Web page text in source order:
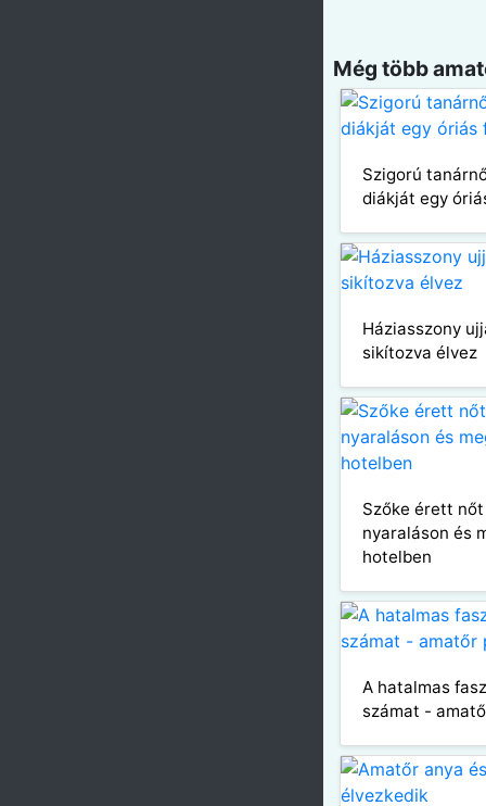
Még több
Szigorú
diákját egy
Háziasszony
sikítozva élvez
Szőke érett
nyaraláson és
hotelben
A hatalmas
számat -